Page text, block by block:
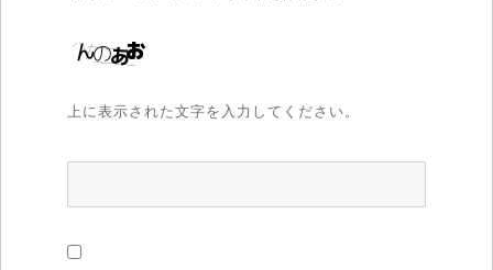
上に表示された文字を入力してください。